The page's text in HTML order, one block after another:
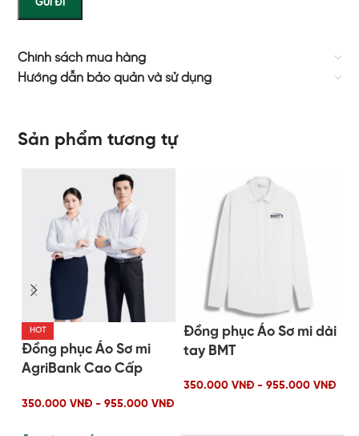
Chính sách mua hàng
Hướng dẫn bảo quản và sử dụng
Sản phẩm tương tự
HOT
Đồng phục Áo Sơ mi
AgriBank Cao Cấp
350.000 VNĐ - 955.000 VNĐ
Đồng phục Áo Sơ mi dài
tay BMT
350.000 VNĐ - 955.000 VNĐ